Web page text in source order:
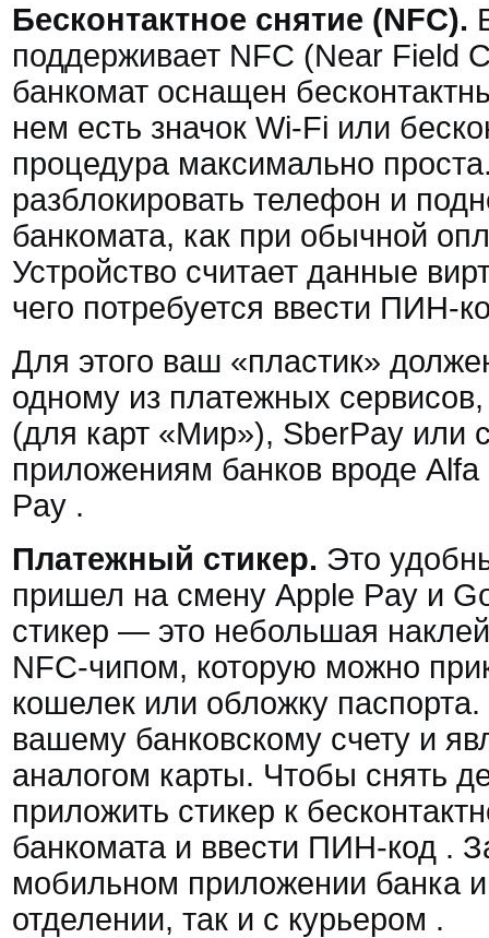
Бесконтактное снятие (NFC).
поддерживает NFC (Near Field
банкомат оснащен
нем есть значок Wi-Fi или
процедура максимально
разблокировать телефон и
банкомата, как при обычной
Устройство считает данные
чего потребуется ввести ПИН-
Для этого ваш «пластик»
одному из платежных
(для карт «Мир»), SberPay или
приложениям банков вроде
Pay .
Платежный стикер. Это
пришел на смену Apple Pay и
стикер — это небольшая
NFC-чипом, которую можно
кошелек или обложку
вашему банковскому счету и
аналогом карты. Чтобы снять
приложить стикер к
банкомата и ввести ПИН-код .
мобильном приложении банка и
отделении, так и с курьером .